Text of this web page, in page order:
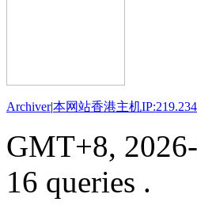
Archiver|本网站香港主机
GMT+8,
16 queries .